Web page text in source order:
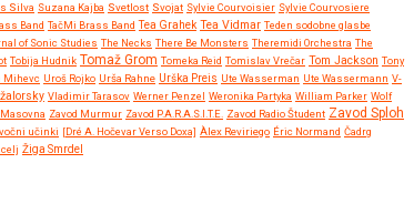
Silva Suzana Kajba Svetlost Svojat Sylvie Courvoisier Sylvie Courvosiere
Band TačMi Brass Band Tea Grahek Tea Vidmar Teden sodobne glasbe
of Sonic Studies The Necks There Be Monsters Theremidi Orchestra The
Tobija Hudnik Tomaž Grom Tomeka Reid Tomislav Vrečar Tom Jackson Tony
Mihevc Uroš Rojko Urša Rahne Urška Preis Ute Wasserman Ute Wassermann V-
Vladimir Tarasov Werner Penzel Weronika Partyka William Parker Wolf
Zavod Murmur Zavod P.A.R.A.S.I.T.E. Zavod Radio Študent Zavod Sploh
učinki [Dré A. Hočevar Verso Doxa] Àlex Reviriego Éric Normand Čadrg
Žiga Smrdel